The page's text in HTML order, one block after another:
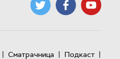
| Сматрачница | Подкаст |